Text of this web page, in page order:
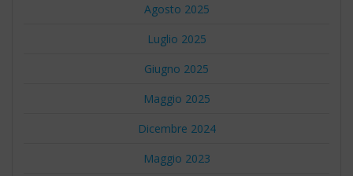
Agosto 2025
Luglio 2025
Giugno 2025
Maggio 2025
Dicembre 2024
Maggio 2023